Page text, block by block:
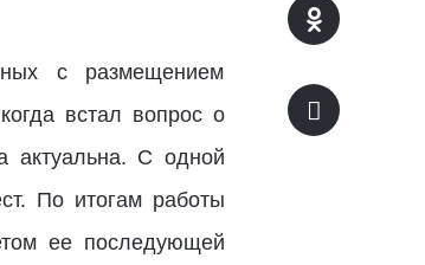
с размещением
встал вопрос о
актуальна. С одной
По итогам работы
ее последующей